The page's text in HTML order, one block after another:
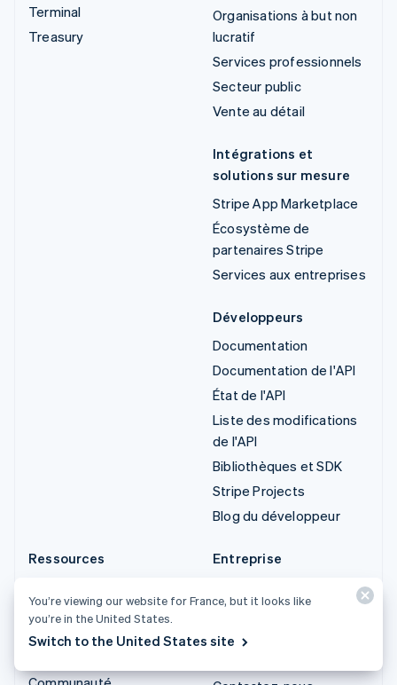
Terminal
Treasury
Organisations à but non
lucratif
Services professionnels
Secteur public
Vente au détail
Intégrations et
solutions sur mesure
Stripe App Marketplace
Écosystème de
partenaires Stripe
Services aux entreprises
Développeurs
Documentation
Documentation de l'API
État de l'API
Liste des modifications
de l'API
Bibliothèques et SDK
Stripe Projects
Blog du développeur
Ressources
Témoignages de nos
clients
Entreprise
Carrières
Presse
You’re viewing our website for France, but it looks like
you’re in the United States.
Switch to the United States site